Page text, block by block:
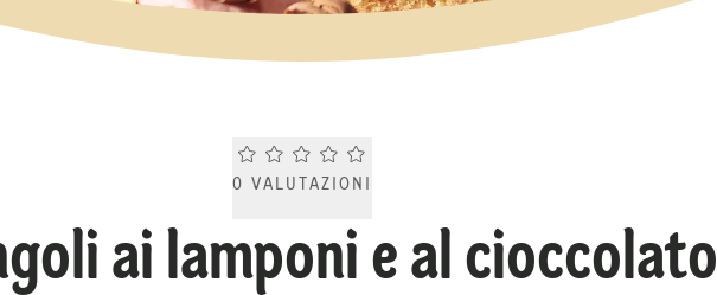
Current rating 0.0. Click to rate.
0 VALUTAZIONI
ai lamponi e al cioccolato